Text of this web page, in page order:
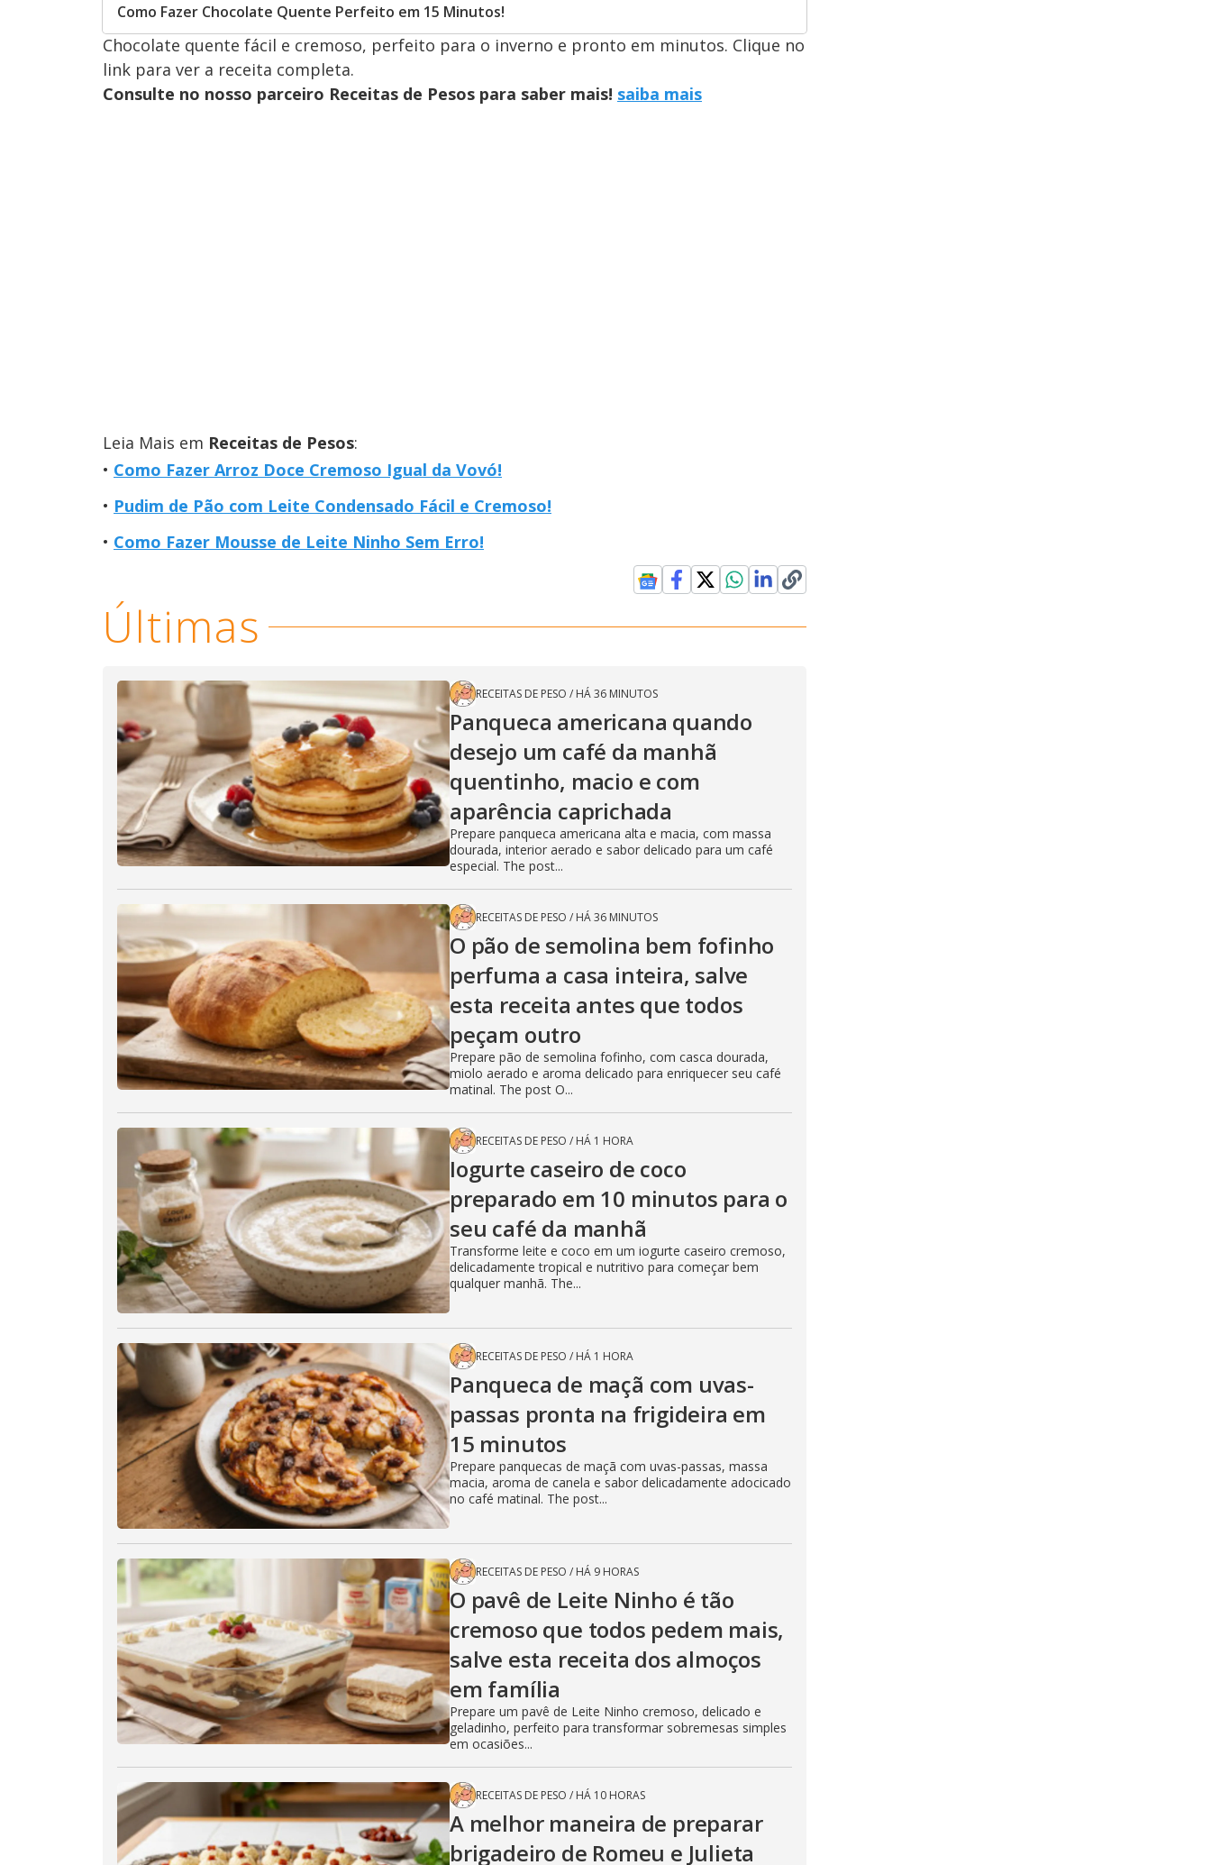
Como Fazer Chocolate Quente Perfeito em 15 Minutos!
Chocolate quente fácil e cremoso, perfeito para o inverno e pronto em minutos. Clique no
link para ver a receita completa.
Consulte no nosso parceiro Receitas de Pesos para saber mais! saiba mais
Leia Mais em Receitas de Pesos:
Como Fazer Arroz Doce Cremoso Igual da Vovó!
Pudim de Pão com Leite Condensado Fácil e Cremoso!
Como Fazer Mousse de Leite Ninho Sem Erro!
Últimas
RECEITAS DE PESO / HÁ 36 MINUTOS
Panqueca americana quando
desejo um café da manhã
quentinho, macio e com
aparência caprichada
Prepare panqueca americana alta e macia, com massa
dourada, interior aerado e sabor delicado para um café
especial. The post...
RECEITAS DE PESO / HÁ 36 MINUTOS
O pão de semolina bem fofinho
perfuma a casa inteira, salve
esta receita antes que todos
peçam outro
Prepare pão de semolina fofinho, com casca dourada,
miolo aerado e aroma delicado para enriquecer seu café
matinal. The post O...
RECEITAS DE PESO / HÁ 1 HORA
Iogurte caseiro de coco
preparado em 10 minutos para o
seu café da manhã
Transforme leite e coco em um iogurte caseiro cremoso,
delicadamente tropical e nutritivo para começar bem
qualquer manhã. The...
RECEITAS DE PESO / HÁ 1 HORA
Panqueca de maçã com uvas-
passas pronta na frigideira em
15 minutos
Prepare panquecas de maçã com uvas-passas, massa
macia, aroma de canela e sabor delicadamente adocicado
no café matinal. The post...
RECEITAS DE PESO / HÁ 9 HORAS
O pavê de Leite Ninho é tão
cremoso que todos pedem mais,
salve esta receita dos almoços
em família
Prepare um pavê de Leite Ninho cremoso, delicado e
geladinho, perfeito para transformar sobremesas simples
em ocasiões...
RECEITAS DE PESO / HÁ 10 HORAS
A melhor maneira de preparar
brigadeiro de Romeu e Julieta